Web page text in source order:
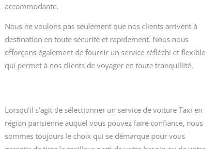
accommodante.
Nous ne voulons pas seulement que nos clients arrivent à
destination en toute sécurité et rapidement. Nous nous
efforçons également de fournir un service réfléchi et flexible
qui permet à nos clients de voyager en toute tranquillité.
Lorsqu’il s’agit de sélectionner un service de voiture Taxi en
région parisienne auquel vous pouvez faire confiance, nous
sommes toujours le choix qui se démarque pour vous